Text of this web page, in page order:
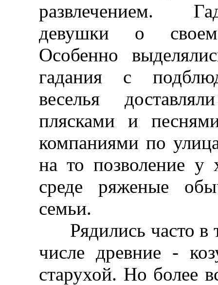
развлечением.
девушки о
Особенно
гадания с
веселья
плясками и
компаниями по
на то позволение у
среде ряженые
семьи.
Рядились часто в
числе древние -
старухой. Но более